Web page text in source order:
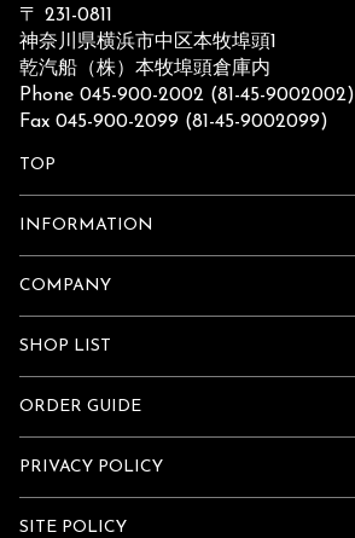
〒 231-0811
神奈川県横浜市中区本牧埠頭1
乾汽船（株）本牧埠頭倉庫内
Phone 045-900-2002 (81-45-9002002)
Fax 045-900-2099 (81-45-9002099)
TOP
INFORMATION
COMPANY
SHOP LIST
ORDER GUIDE
PRIVACY POLICY
SITE POLICY